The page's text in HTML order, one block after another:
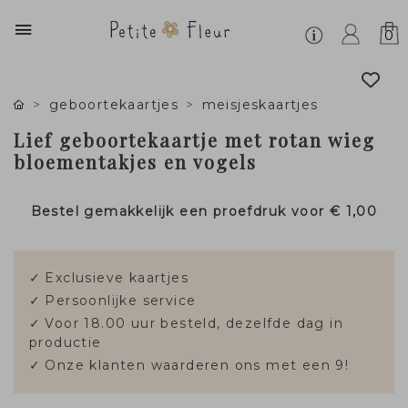
0
geboortekaartjes meisjeskaartjes
Lief geboortekaartje met rotan wieg
bloementakjes en vogels
Bestel gemakkelijk een proefdruk voor € 1,00
✓ Exclusieve kaartjes
✓ Persoonlijke service
✓ Voor 18.00 uur besteld, dezelfde dag in
productie
✓ Onze klanten waarderen ons met een 9!